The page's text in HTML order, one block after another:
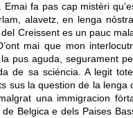
Emai fa pas cap mistèri
alavetz, en lenga
Creissent es un pauc
mai que mon
pus aguda, segurament
de sa sciéncia. A legit
sus la question de la lenga
una immigracion
de Belgica e dels Paises